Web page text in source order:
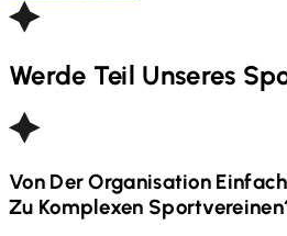
Werde Teil Unseres
Von Der Organisation
Zu Komplexen